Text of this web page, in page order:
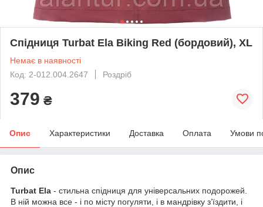
Спідниця Turbat Ela Biking Red (бордовий), XL
Немає в наявності
Код: 2-012.004.2647
Роздріб
379 ₴
Опис Характеристики Доставка Оплата Умови
Опис
Turbat Ela - cтильна спідниця для універсальних подорожей.
В ній можна все - і по місту погуляти, і в мандрівку з’їздити, і